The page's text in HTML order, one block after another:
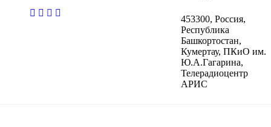
casibom
453300, Россия,
Республика
Башкортостан,
Кумертау, ПКиО им.
Ю.А.Гагарина,
Телерадиоцентр
АРИС